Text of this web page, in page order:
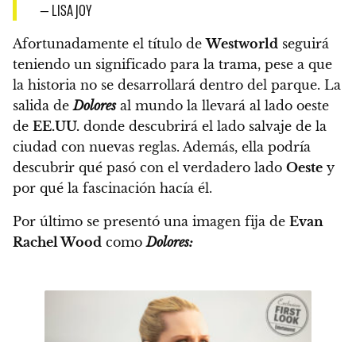
— LISA JOY
Afortunadamente el título deWestworld seguirá
teniendo un significado para la trama, pese a que
la historia no se desarrollará dentro del parque. La
salida deDoloresal mundo la llevará al lado oeste
de EE.UU. donde descubrirá el lado salvaje de la
ciudad con nuevas reglas. Además, ella podría
descubrir qué pasó con el verdadero lado Oeste y
por qué la fascinación hacía él.
Por último se presentó una imagen fija de Evan
Rachel Wood comoDolores: